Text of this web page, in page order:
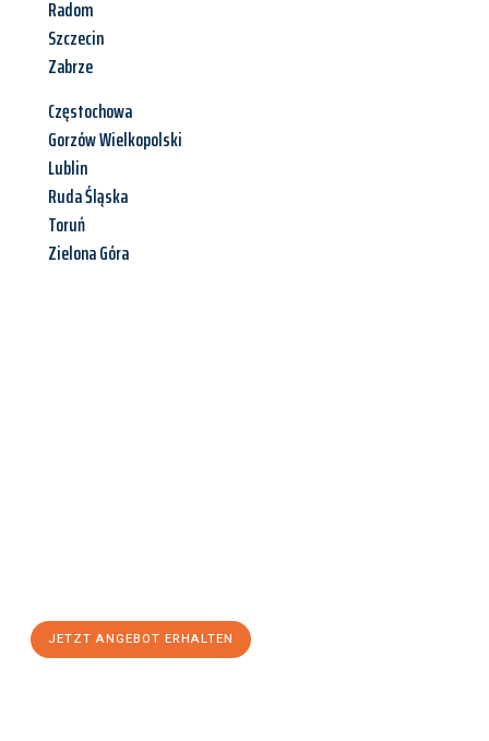
Radom
Szczecin
Zabrze
Częstochowa
Gorzów Wielkopolski
Lublin
Ruda Śląska
Toruń
Zielona Góra
JETZT ANGEBOT ERHALTEN